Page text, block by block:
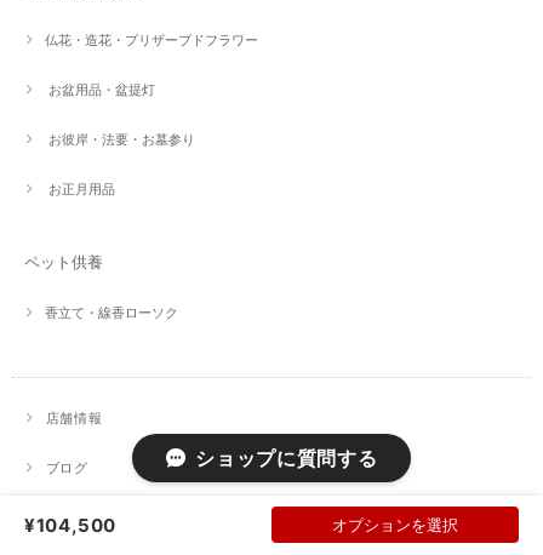
仏花・造花・プリザーブドフラワー
お盆用品・盆提灯
お彼岸・法要・お墓参り
お正月用品
ペット供養
香立て・線香ローソク
店舗情報
ブログ
お問い合わせ
¥104,500 オプションを選択
ショップに質問する